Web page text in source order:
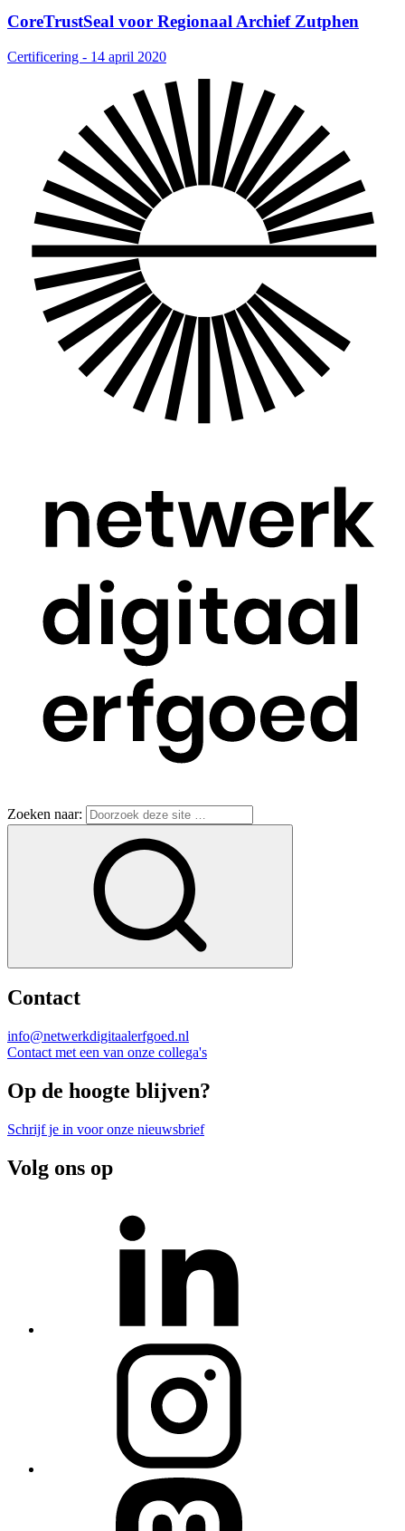
CoreTrustSeal voor Regionaal Archief Zutphen
Certificering - 14 april 2020
Zoeken naar:
Contact
info@netwerkdigitaalerfgoed.nl
Contact met een van onze collega's
Op de hoogte blijven?
Schrijf je in voor onze nieuwsbrief
Volg ons op